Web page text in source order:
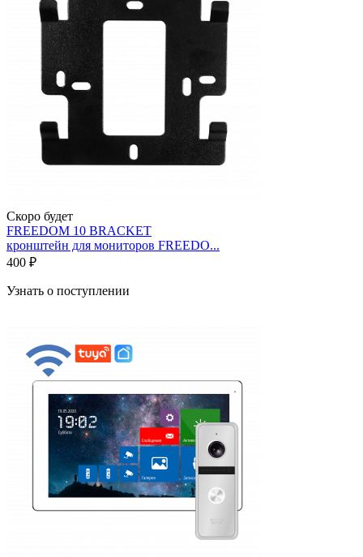
Скоро будет
FREEDOM 10 BRACKET
кронштейн для мониторов FREEDO...
400 ₽
Узнать о поступлении